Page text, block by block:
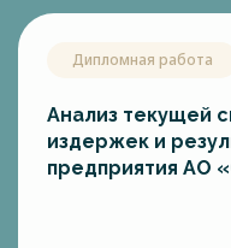
Дипломная работа
Анализ текущей
издержек и
предприятия АО